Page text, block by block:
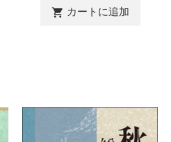
 カートに追加